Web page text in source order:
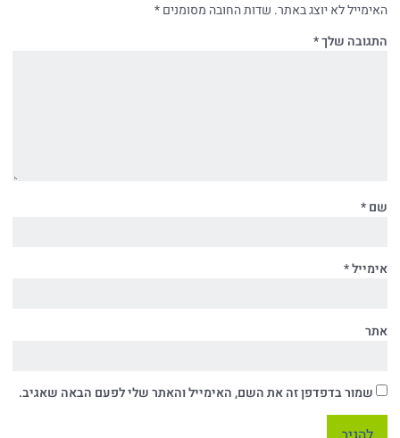
האימייל לא יוצג באתר. שדות החובה מסומנים*
התגובה שלך*
שם*
אימייל*
אתר
שמור בדפדפן זה את השם, האימייל והאתר שלי לפעם הבאה שאגיב.